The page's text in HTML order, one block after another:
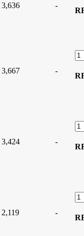
3,636 -
3,667 -
3,424 -
2,119 -